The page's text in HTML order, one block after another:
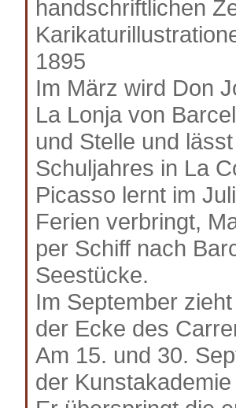
handschriftlichen
1895
Im März wird Don
La Lonja von
und Stelle und
Schuljahres in La
Picasso lernt im
Ferien verbringt,
per Schiff nach
Seestücke.
Im September
der Ecke des
Am 15. und 30.
der